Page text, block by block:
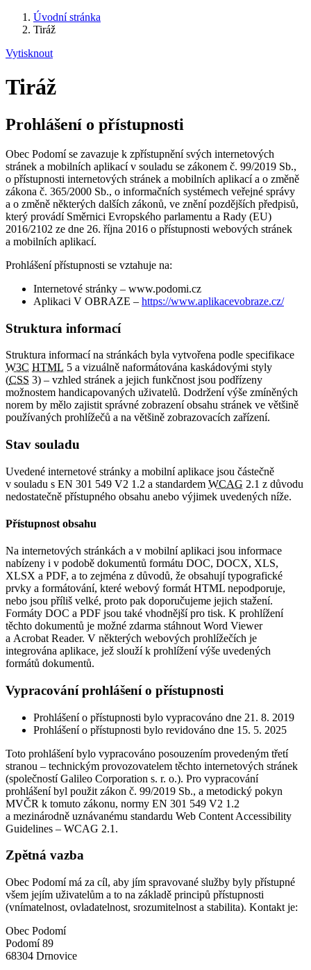
Úvodní stránka
Tiráž
Vytisknout
Tiráž
Prohlášení o přístupnosti
Obec Podomí se zavazuje k zpřístupnění svých internetových
stránek a mobilních aplikací v souladu se zákonem č. 99/2019 Sb.,
o přístupnosti internetových stránek a mobilních aplikací a o změně
zákona č. 365/2000 Sb., o informačních systémech veřejné správy
a o změně některých dalších zákonů, ve znění pozdějších předpisů,
který provádí Směrnici Evropského parlamentu a Rady (EU)
2016/2102 ze dne 26. října 2016 o přístupnosti webových stránek
a mobilních aplikací.
Prohlášení přístupnosti se vztahuje na:
Internetové stránky – www.podomi.cz
Aplikaci V OBRAZE – https://www.aplikacevobraze.cz/
Struktura informací
Struktura informací na stránkách byla vytvořena podle specifikace
W3C HTML 5 a vizuálně naformátována kaskádovými styly
(CSS 3) – vzhled stránek a jejich funkčnost jsou podřízeny
možnostem handicapovaných uživatelů. Dodržení výše zmíněných
norem by mělo zajistit správné zobrazení obsahu stránek ve většině
používaných prohlížečů a na většině zobrazovacích zařízení.
Stav souladu
Uvedené internetové stránky a mobilní aplikace jsou částečně
v souladu s EN 301 549 V2 1.2 a standardem WCAG 2.1 z důvodu
nedostatečně přístupného obsahu anebo výjimek uvedených níže.
Přístupnost obsahu
Na internetových stránkách a v mobilní aplikaci jsou informace
nabízeny i v podobě dokumentů formátu DOC, DOCX, XLS,
XLSX a PDF, a to zejména z důvodů, že obsahují typografické
prvky a formátování, které webový formát HTML nepodporuje,
nebo jsou příliš velké, proto pak doporučujeme jejich stažení.
Formáty DOC a PDF jsou také vhodnější pro tisk. K prohlížení
těchto dokumentů je možné zdarma stáhnout Word Viewer
a Acrobat Reader. V některých webových prohlížečích je
integrována aplikace, jež slouží k prohlížení výše uvedených
formátů dokumentů.
Vypracování prohlášení o přístupnosti
Prohlášení o přístupnosti bylo vypracováno dne 21. 8. 2019
Prohlášení o přístupnosti bylo revidováno dne 15. 5. 2025
Toto prohlášení bylo vypracováno posouzením provedeným třetí
stranou – technickým provozovatelem těchto internetových stránek
(společností Galileo Corporation s. r. o.). Pro vypracování
prohlášení byl použit zákon č. 99/2019 Sb., a metodický pokyn
MVČR k tomuto zákonu, normy EN 301 549 V2 1.2
a mezinárodně uznávanému standardu Web Content Accessibility
Guidelines – WCAG 2.1.
Zpětná vazba
Obec Podomí má za cíl, aby jím spravované služby byly přístupné
všem jejím uživatelům a to na základě principů přístupnosti
(vnímatelnost, ovladatelnost, srozumitelnost a stabilita). Kontakt je:
Obec Podomí
Podomí 89
68304 Drnovice